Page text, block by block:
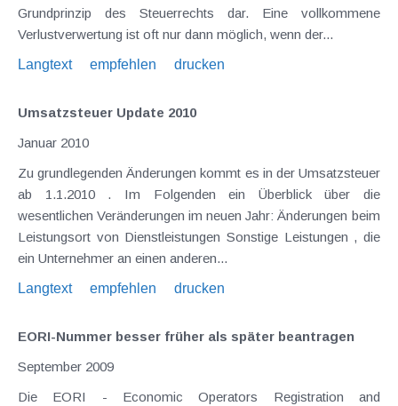
Grundprinzip des Steuerrechts dar. Eine vollkommene
Verlustverwertung ist oft nur dann möglich, wenn der...
Langtext
empfehlen drucken
Umsatzsteuer Update 2010
Januar 2010
Zu grundlegenden Änderungen kommt es in der Umsatzsteuer
ab 1.1.2010 . Im Folgenden ein Überblick über die
wesentlichen Veränderungen im neuen Jahr: Änderungen beim
Leistungsort von Dienstleistungen Sonstige Leistungen , die
ein Unternehmer an einen anderen...
Langtext
empfehlen drucken
EORI-Nummer besser früher als später beantragen
September 2009
Die EORI - Economic Operators Registration and